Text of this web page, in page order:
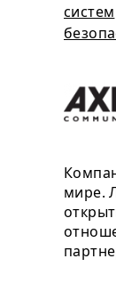
систем
мире.